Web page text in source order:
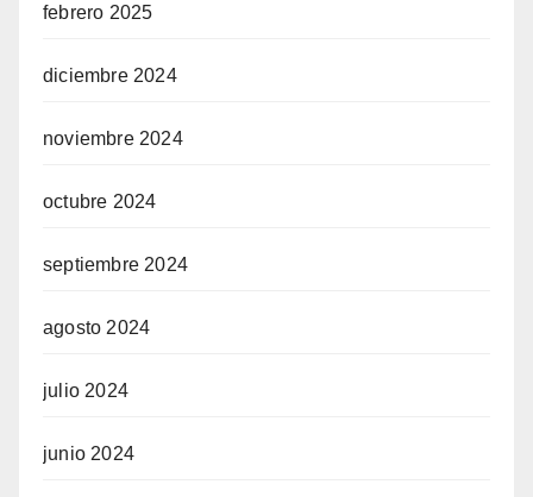
febrero 2025
diciembre 2024
noviembre 2024
octubre 2024
septiembre 2024
agosto 2024
julio 2024
junio 2024